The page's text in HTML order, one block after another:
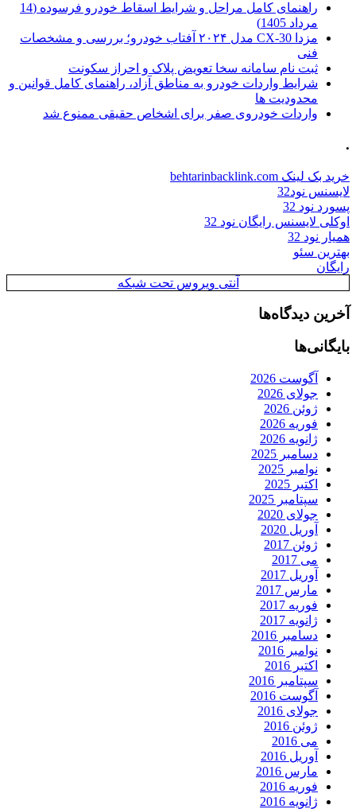
راهنمای کامل مراحل و شرایط اسقاط خودرو فرسوده (14
مرداد 1405)
مزدا CX-30 مدل ۲۰۲۴ آفتاب خودرو؛ بررسی و مشخصات
فنی
ثبت نام سامانه سخا تعویض پلاک و احراز سکونت
شرایط واردات خودرو به مناطق آزاد، راهنمای کامل قوانین و
محدودیت ها
واردات خودروی صفر برای اشخاص حقیقی ممنوع شد
.
خرید بک لینک behtarinbacklink.com
لایسنس نود32
پسورد نود 32
اوکلی لایسنس رایگان نود 32
همیار نود 32
بهترین سئو
رایگان
آنتی ویروس تحت شبکه
آخرین دیدگاه‌ها
بایگانی‌ها
آگوست 2026
جولای 2026
ژوئن 2026
فوریه 2026
ژانویه 2026
دسامبر 2025
نوامبر 2025
اکتبر 2025
سپتامبر 2025
جولای 2020
آوریل 2020
ژوئن 2017
می 2017
آوریل 2017
مارس 2017
فوریه 2017
ژانویه 2017
دسامبر 2016
نوامبر 2016
اکتبر 2016
سپتامبر 2016
آگوست 2016
جولای 2016
ژوئن 2016
می 2016
آوریل 2016
مارس 2016
فوریه 2016
ژانویه 2016